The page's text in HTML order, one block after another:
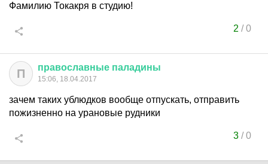
Фамилию Токакря в студию!
2 /0
П православные паладины
15:06, 18.04.2017
зачем таких ублюдков вообще отпускать, отправить
пожизненно на урановые рудники
3/0